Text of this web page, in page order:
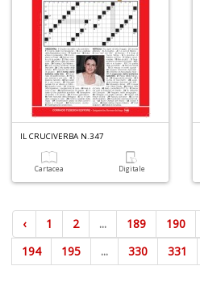
IL CRUCIVERBA N.347
Cartacea Digitale
‹ 1 2 ... 189 190
194
195 ... 330 331